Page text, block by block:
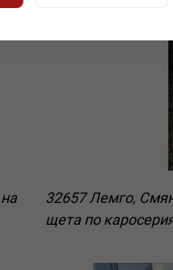
32657 Лемго,
щета по